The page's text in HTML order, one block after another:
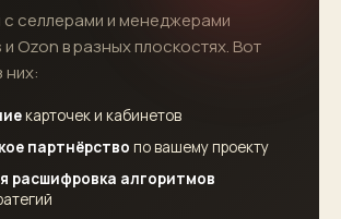
селлерами и менеджерами
Ozon в разных плоскостях. Вот
них:
карточек и кабинетов
партнёрство по вашему проекту
расшифровка алгоритмов